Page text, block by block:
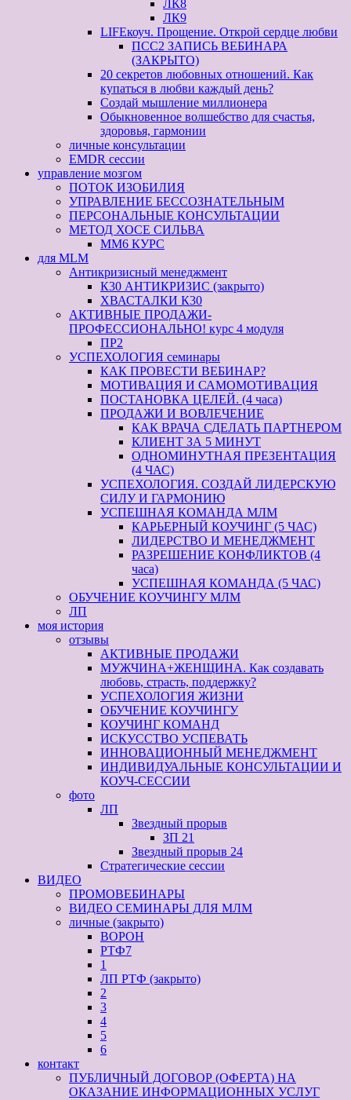
ЛК8
ЛК9
LIFEкоуч. Прощение. Открой сердце любви
ПСС2 ЗАПИСЬ ВЕБИНАРА
(ЗАКРЫТО)
20 секретов любовных отношений. Как
купаться в любви каждый день?
Создай мышление миллионера
Обыкновенное волшебство для счастья,
здоровья, гармонии
личные консультации
EMDR сессии
управление мозгом
ПОТОК ИЗОБИЛИЯ
УПРАВЛЕНИЕ БЕССОЗНАТЕЛЬНЫМ
ПЕРСОНАЛЬНЫЕ КОНСУЛЬТАЦИИ
МЕТОД ХОСЕ СИЛЬВА
ММ6 КУРС
для MLM
Антикризисный менеджмент
К30 АНТИКРИЗИС (закрыто)
ХВАСТАЛКИ К30
АКТИВНЫЕ ПРОДАЖИ-
ПРОФЕССИОНАЛЬНО! курс 4 модуля
ПР2
УСПЕХОЛОГИЯ семинары
КАК ПРОВЕСТИ ВЕБИНАР?
МОТИВАЦИЯ И САМОМОТИВАЦИЯ
ПОСТАНОВКА ЦЕЛЕЙ. (4 часа)
ПРОДАЖИ И ВОВЛЕЧЕНИЕ
КАК ВРАЧА СДЕЛАТЬ ПАРТНЕРОМ
КЛИЕНТ ЗА 5 МИНУТ
ОДНОМИНУТНАЯ ПРЕЗЕНТАЦИЯ
(4 ЧАС)
УСПЕХОЛОГИЯ. СОЗДАЙ ЛИДЕРСКУЮ
СИЛУ И ГАРМОНИЮ
УСПЕШНАЯ КОМАНДА МЛМ
КАРЬЕРНЫЙ КОУЧИНГ (5 ЧАС)
ЛИДЕРСТВО И МЕНЕДЖМЕНТ
РАЗРЕШЕНИЕ КОНФЛИКТОВ (4
часа)
УСПЕШНАЯ КОМАНДА (5 ЧАС)
ОБУЧЕНИЕ КОУЧИНГУ МЛМ
ЛП
моя история
отзывы
АКТИВНЫЕ ПРОДАЖИ
МУЖЧИНА+ЖЕНЩИНА. Как создавать
любовь, страсть, поддержку?
УСПЕХОЛОГИЯ ЖИЗНИ
ОБУЧЕНИЕ КОУЧИНГУ
КОУЧИНГ КОМАНД
ИСКУССТВО УСПЕВАТЬ
ИННОВАЦИОННЫЙ МЕНЕДЖМЕНТ
ИНДИВИДУАЛЬНЫЕ КОНСУЛЬТАЦИИ И
КОУЧ-СЕССИИ
фото
ЛП
Звездный прорыв
ЗП 21
Звездный прорыв 24
Стратегические сессии
ВИДЕО
ПРОМОВЕБИНАРЫ
ВИДЕО СЕМИНАРЫ ДЛЯ МЛМ
личные (закрыто)
ВОРОН
РТФ7
1
ЛП РТФ (закрыто)
2
3
4
5
6
контакт
ПУБЛИЧНЫЙ ДОГОВОР (ОФЕРТА) НА
ОКАЗАНИЕ ИНФОРМАЦИОННЫХ УСЛУГ